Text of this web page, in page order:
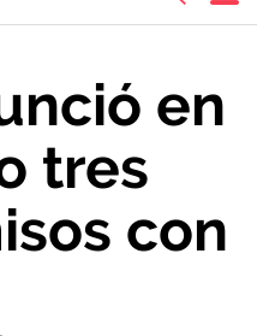
en
tres
con